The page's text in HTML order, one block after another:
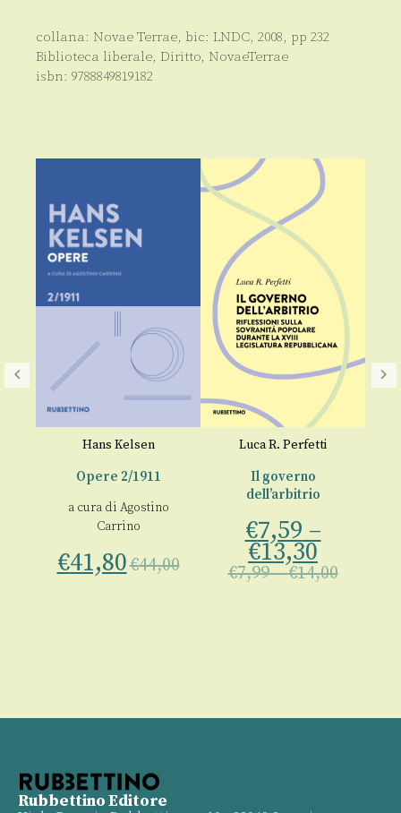
collana: Novae Terrae, bic: LNDC, 2008, pp 232
Biblioteca liberale, Diritto, NovaeTerrae
isbn: 9788849819182
Hans Kelsen
Opere 2/1911
a cura di Agostino
Carrino
€41,80€44,00
Luca R. Perfetti
Il governo
dell’arbitrio
€7,59 –
€13,30
€7,99–€14,00
Rubbettino Editore